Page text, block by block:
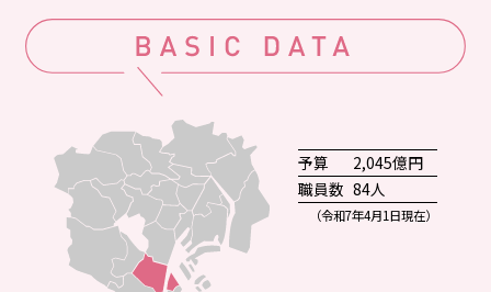
予算
2,045億円
職員数 84人
（令和7年4月1日現在）